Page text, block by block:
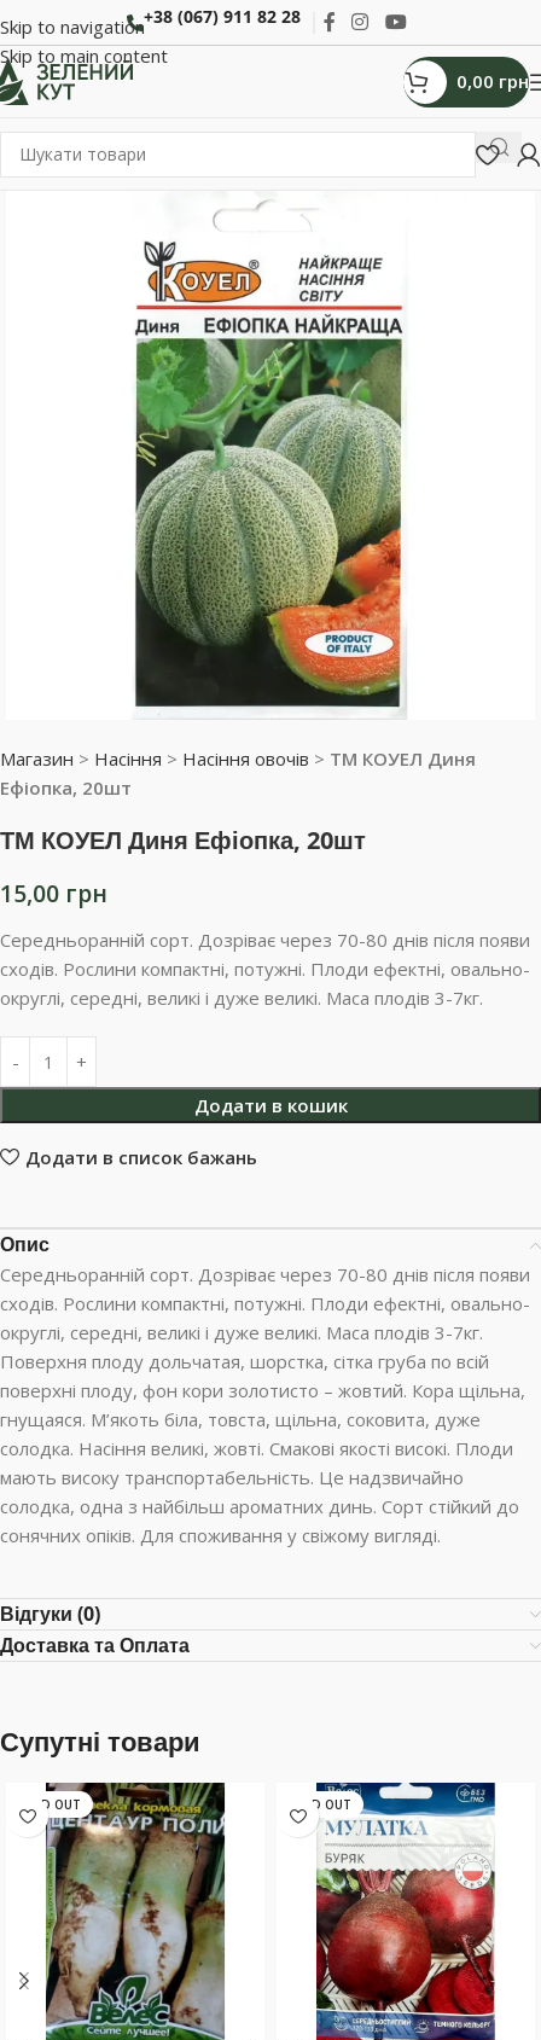
Skip to navigation
Skip to main content
+38 (067) 911 82 28
0,00 грн
Магазин > Насіння > Насіння овочів > ТМ КОУЕЛ Диня
Ефіопка, 20шт
ТМ КОУЕЛ Диня Ефіопка, 20шт
15,00 грн
Середньоранній сорт. Дозріває через 70-80 днів після появи
сходів. Рослини компактні, потужні. Плоди ефектні, овально-
округлі, середні, великі і дуже великі. Маса плодів 3-7кг.
Додати в кошик
Додати в список бажань
Опис
Середньоранній сорт. Дозріває через 70-80 днів після появи
сходів. Рослини компактні, потужні. Плоди ефектні, овально-
округлі, середні, великі і дуже великі. Маса плодів 3-7кг.
Поверхня плоду дольчатая, шорстка, сітка груба по всій
поверхні плоду, фон кори золотисто – жовтий. Кора щільна,
гнущаяся. М’якоть біла, товста, щільна, соковита, дуже
солодка. Насіння великі, жовті. Смакові якості високі. Плоди
мають високу транспортабельність. Це надзвичайно
солодка, одна з найбільш ароматних динь. Сорт стійкий до
сонячних опіків. Для споживання у свіжому вигляді.
Відгуки (0)
Доставка та Оплата
Супутні товари
SOLD OUT SOLD OUT